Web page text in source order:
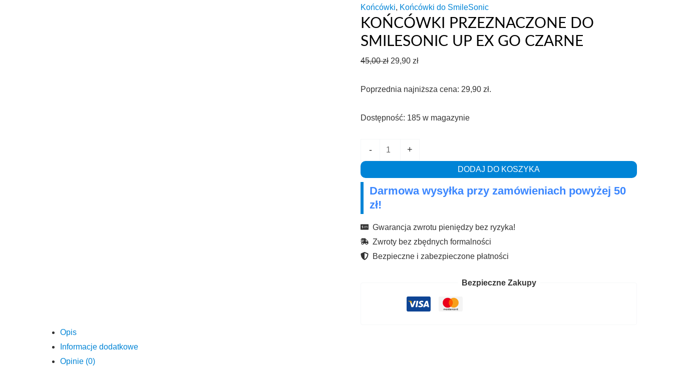
Końcówki, Końcówki do SmileSonic
KOŃCÓWKI PRZEZNACZONE DO
SMILESONIC UP EX GO CZARNE
45,00zł Pierwotna
wynosiła:
29,90 złAktualna
wynosi:
Poprzednia najniższa cena: 29,90 zł.
Dostępność: 185 w magazynie
-
Końcówki
przeznaczone
Smilesonic
EX
GO
Czarne
+
DODAJ DO KOSZYKA
Darmowa wysyłka przy zamówieniach powyżej 50
zł!
Gwarancja zwrotu pieniędzy bez ryzyka!
Zwroty bez zbędnych formalności
Bezpieczne i zabezpieczone płatności
Bezpieczne Zakupy
Opis
Informacje dodatkowe
Opinie (0)